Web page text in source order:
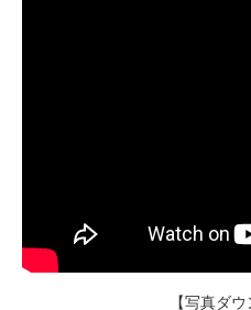
【写真ダウ